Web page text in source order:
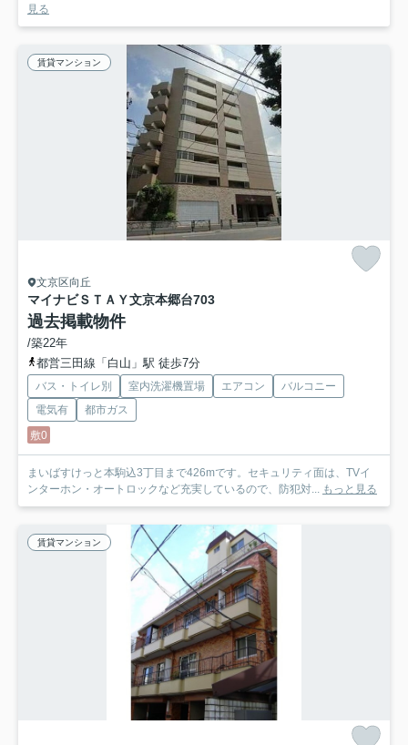
見る
賃貸マンション
文京区向丘
マイナビＳＴＡＹ文京本郷台703
過去掲載物件
/築22年
都営三田線「白山」駅 徒歩7分
バス・トイレ別 室内洗濯機置場 エアコン
バルコニー
電気有
都市ガス
敷0
まいばすけっと本駒込3丁目まで426mです。セキュリティ面は、TVイ
ンターホン・オートロックなど充実しているので、防犯対...
もっと見る
賃貸マンション